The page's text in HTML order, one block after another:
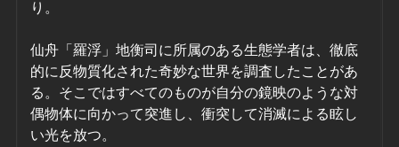
り。
仙舟「羅浮」地衡司に所属のある生態学者は、徹底
的に反物質化された奇妙な世界を調査したことがあ
る。そこではすべてのものが自分の鏡映のような対
偶物体に向かって突進し、衝突して消滅による眩し
い光を放つ。